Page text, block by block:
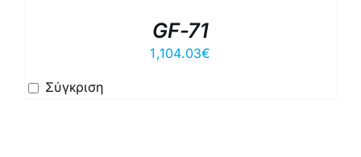
GF-71
1,104.03€
Σύγκριση